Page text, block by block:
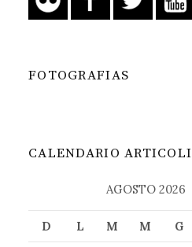
FOTOGRAFIAS
CALENDARIO ARTICOLI
AGOSTO 2026
D L M M G